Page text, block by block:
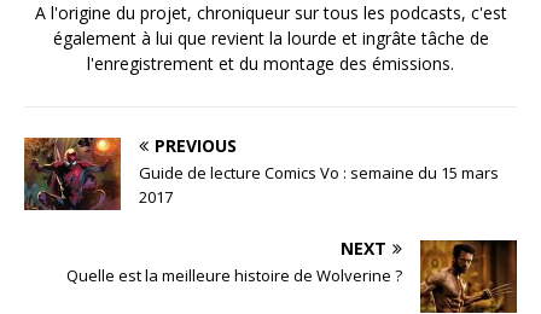
A l'origine du projet, chroniqueur sur tous les podcasts, c'est
également à lui que revient la lourde et ingrâte tâche de
l'enregistrement et du montage des émissions.
PREVIOUS
Guide de lecture Comics Vo : semaine du 15 mars
2017
NEXT
Quelle est la meilleure histoire de Wolverine ?